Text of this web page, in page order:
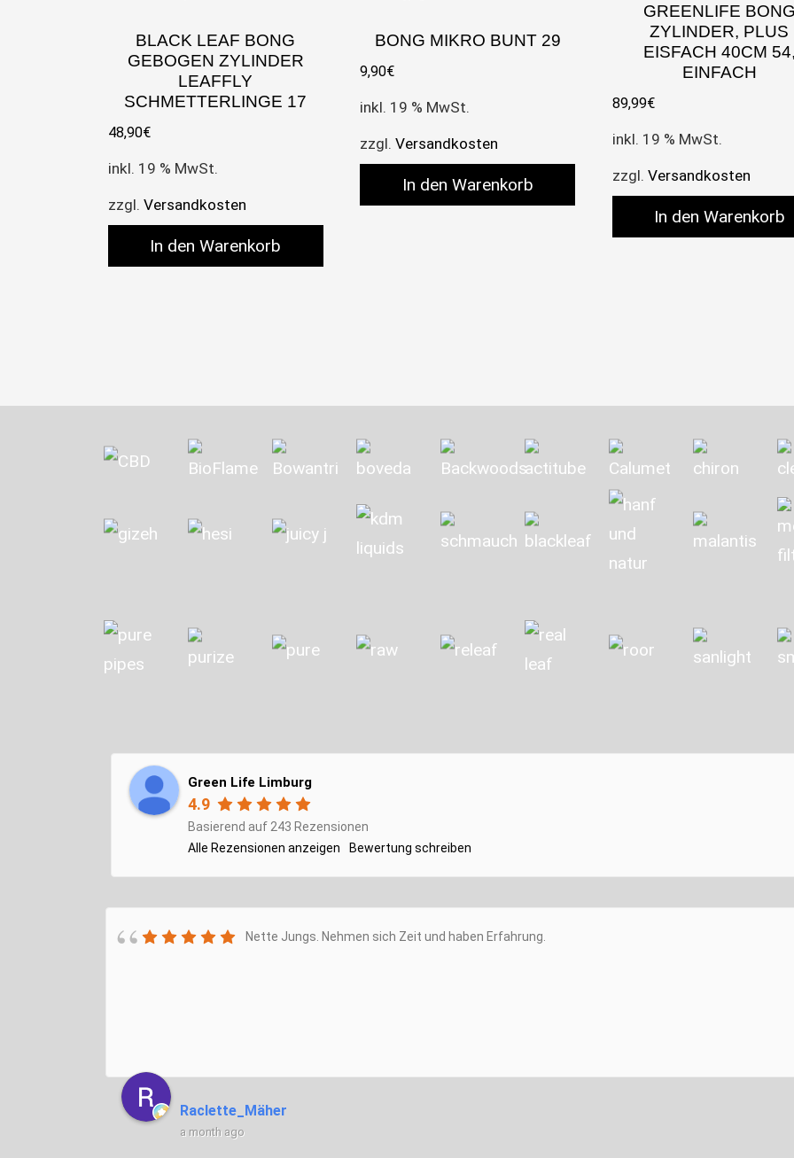
BLACK LEAF BONG
GEBOGEN ZYLINDER
LEAFFLY
SCHMETTERLINGE 17
48,90€
inkl. 19 % MwSt.
zzgl. Versandkosten
In den Warenkorb
BONG MIKRO BUNT 29
9,90€
inkl. 19 % MwSt.
zzgl.Versandkosten
In den Warenkorb
GREENLIFE BONG
ZYLINDER, PLUS
EISFACH 40CM 54,
EINFACH
89,99€
inkl. 19 % MwSt.
zzgl. Versandkosten
In den Warenkorb
Green Life Limburg
4.9
Basierend auf 243 Rezensionen
Alle Rezensionen anzeigen
Bewertung schreiben
Nette Jungs. Nehmen sich Zeit und haben Erfahrung.
Raclette_Mäher
a month ago